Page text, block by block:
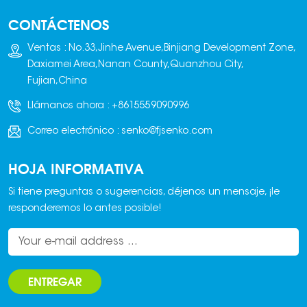
desmoldeo, el corte,
el curado y la
inspección, es
sencillo y práctico,
productividad y una
excelente
maquinaria de
construcción
respetuosa con el
CONTÁCTENOS
Ventas : No.33,Jinhe Avenue,Binjiang Development Zone,
Daxiamei Area,Nanan County,Quanzhou City,
Fujian,China
Llámanos ahora : +8615559090996
Correo electrónico : senko@fjsenko.com
HOJA INFORMATIVA
Si tiene preguntas o sugerencias, déjenos un mensaje, ¡le
responderemos lo antes posible!
ENTREGAR